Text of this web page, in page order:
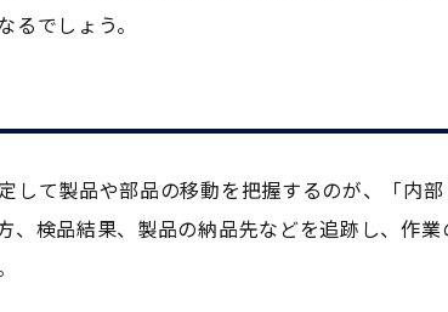
でしょう。
して製品や部品の移動を把握するのが、「内
、検品結果、製品の納品先などを追跡し、作業